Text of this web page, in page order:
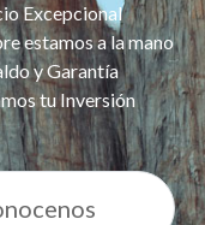
Excepcional
estamos a la mano
y Garantía
tu Inversión